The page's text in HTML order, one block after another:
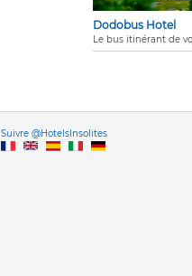
Dodobus Hotel
Le bus itinérant de
Suivre @HotelsInsolites